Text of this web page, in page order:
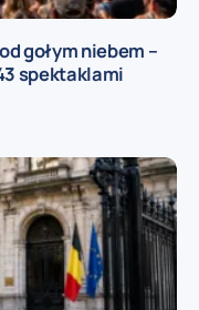
gołym niebem –
spektaklami